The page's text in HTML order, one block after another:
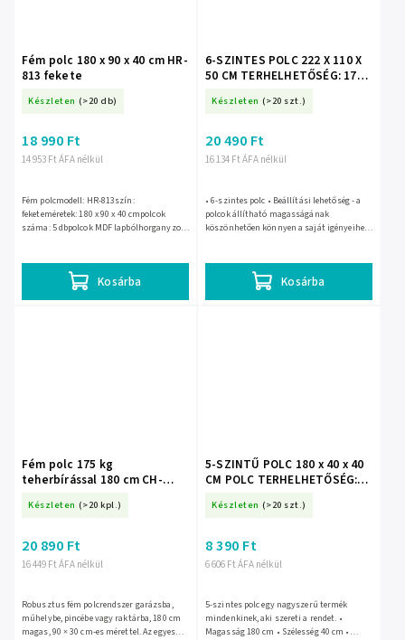
Fém polc 180 x 90 x 40 cm HR-
813 fekete
Készleten (>20 db)
14 953 Ft ÁFA nélkül
18 990 Ft
Kosárba
Fém polcmodell: HR-813szín:
feketeméretek: 180 x 90 x 40 cmpolcok
száma: 5 dbpolcok MDF lapbólhorganyzott
6-SZINTES POLC 222 X 110 X
50 CM TERHELHETŐSÉG: 175
Készleten (>20 szt.)
16 134 Ft ÁFA nélkül
20 490 Ft
Kosárba
• 6-szintes polc • Beállítási lehetőség - a
polcok állítható magasságának
köszönhetően könnyen a saját igényeihez
Fém polc 175 kg
teherbírással 180 cm CH-
Készleten (>20 kpl.)
16 449 Ft ÁFA nélkül
20 890 Ft
Robusztus fém polcrendszer garázsba,
műhelybe, pincébe vagy raktárba, 180 cm
magas, 90 × 30 cm-es mérettel. Az egyes
5-SZINTŰ POLC 180 x 40 x 40
CM POLC TERHELHETŐSÉG:
Készleten (>20 szt.)
6 606 Ft ÁFA nélkül
8 390 Ft
5-szintes polc egy nagyszerű termék
mindenkinek, aki szereti a rendet. •
Magasság 180 cm • Szélesség 40 cm •